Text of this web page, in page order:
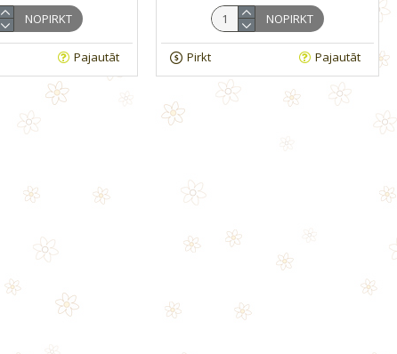
NOPIRKT
Pajautāt
NOPIRKT
Pirkt Pajautāt